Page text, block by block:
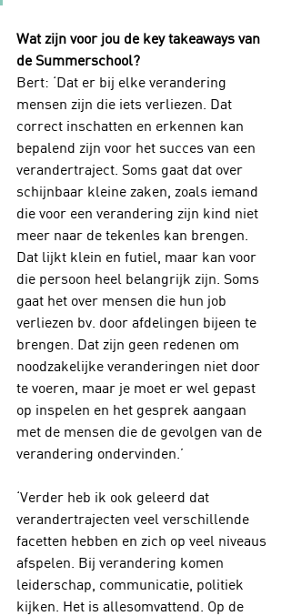
Wat zijn voor jou de key takeaways van
de Summerschool?
Bert: ‘Dat er bij elke verandering
mensen zijn die iets verliezen. Dat
correct inschatten en erkennen kan
bepalend zijn voor het succes van een
verandertraject. Soms gaat dat over
schijnbaar kleine zaken, zoals iemand
die voor een verandering zijn kind niet
meer naar de tekenles kan brengen.
Dat lijkt klein en futiel, maar kan voor
die persoon heel belangrijk zijn. Soms
gaat het over mensen die hun job
verliezen bv. door afdelingen bijeen te
brengen. Dat zijn geen redenen om
noodzakelijke veranderingen niet door
te voeren, maar je moet er wel gepast
op inspelen en het gesprek aangaan
met de mensen die de gevolgen van de
verandering ondervinden.’
‘Verder heb ik ook geleerd dat
verandertrajecten veel verschillende
facetten hebben en zich op veel niveaus
afspelen. Bij verandering komen
leiderschap, communicatie, politiek
kijken. Het is allesomvattend. Op de